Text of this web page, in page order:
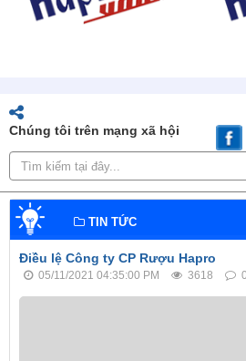
Chúng tôi trên mạng xã hội
TIN TỨC
Điều lệ Công ty CP Rượu Hapro
05/11/2021 04:35:00 PM 3618 0